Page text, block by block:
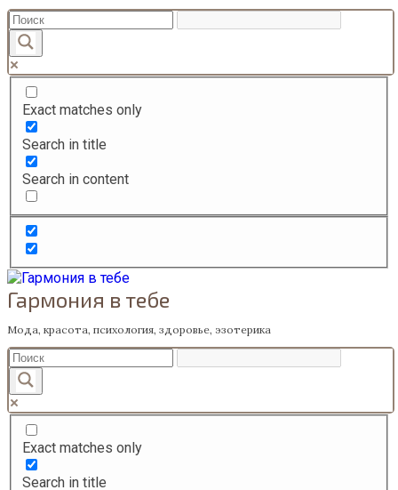
Перейти
к
содержанию
Exact matches only
Search in title
Search in content
Гармония в тебе
Мода, красота, психология, здоровье, эзотерика
Exact matches only
Search in title